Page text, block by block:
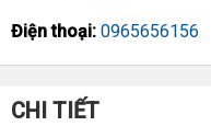
Điện thoại: 0965656156
CHI TIẾT